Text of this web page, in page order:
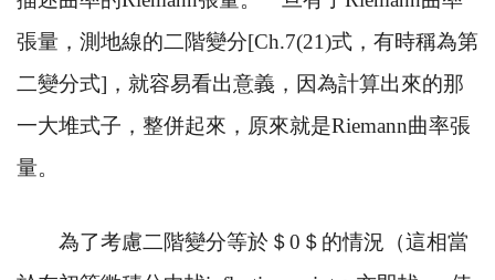
張量，測地線的二階變分[Ch.7(21)式，有時稱為第
二變分式] ，就容易看出意義，因為計算出來的那
一大堆式子，整併起來，原來就是Riemann曲率張
量。
為了考慮二階變分等於＄0 ＄的情況（這相當